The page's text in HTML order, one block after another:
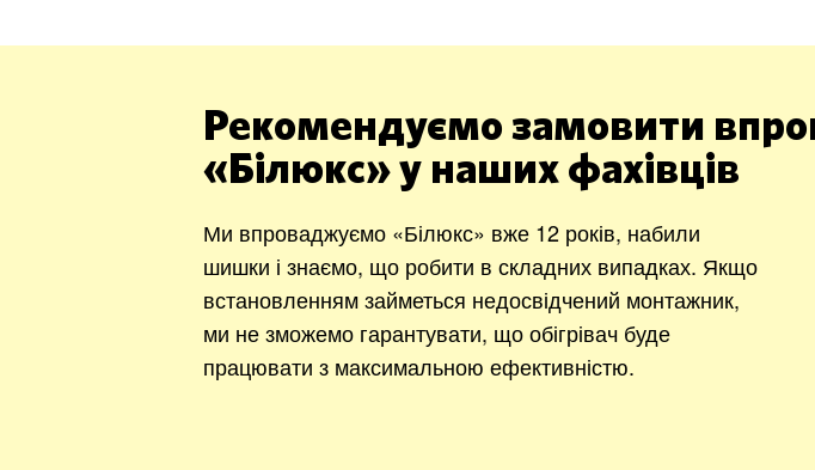
Рекомендуємо замовити
«Білюкс» у наших фахівців
Ми впроваджуємо «Білюкс» вже 12 років, набили
шишки і знаємо, що робити в складних випадках. Якщо
встановленням займеться недосвідчений монтажник,
ми не зможемо гарантувати, що обігрівач буде
працювати з максимальною ефективністю.